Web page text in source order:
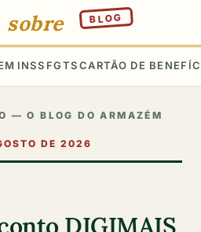
sobre BLOG
INSS FGTSCARTÃO DE
— O BLOG DO ARMAZÉM
DE 2026
DIGIMAIS